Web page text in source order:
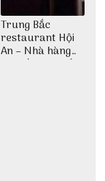
Trung Bắc
restaurant Hội
An – Nhà hàng
cao lầu có thiết